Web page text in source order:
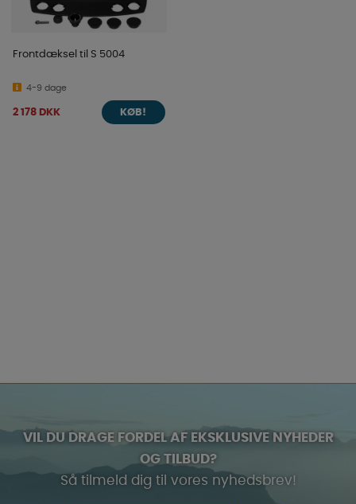
Frontdæksel til S 5004
4-9 dage
2 178 DKK KØB!
VIL DU DRAGE FORDEL AF EKSKLUSIVE NYHEDER
OG TILBUD?
Så tilmeld dig til vores nyhedsbrev!